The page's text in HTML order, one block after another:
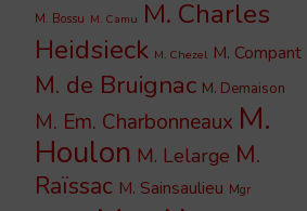
M. Bossu M. Camu M. Charles
Heidsieck M. Chezel M. Compant
M. de Bruignac M. Demaison
M. Em. Charbonneaux M.
Houlon M. Lelarge M.
Raïssac M. Sainsaulieu Mgr